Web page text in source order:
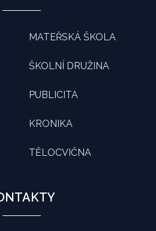
MATEŘSKÁ ŠKOLA
ŠKOLNÍ DRUŽINA
PUBLICITA
KRONIKA
TĚLOCVIČNA